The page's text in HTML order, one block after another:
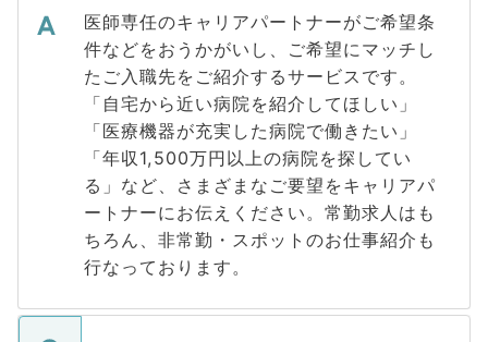
医師専任のキャリアパートナーがご希望条
件などをおうかがいし、ご希望にマッチし
たご入職先をご紹介するサービスです。
「自宅から近い病院を紹介してほしい」
「医療機器が充実した病院で働きたい」
「年収1,500万円以上の病院を探してい
る」など、さまざまなご要望をキャリアパ
ートナーにお伝えください。常勤求人はも
ちろん、非常勤・スポットのお仕事紹介も
行なっております。